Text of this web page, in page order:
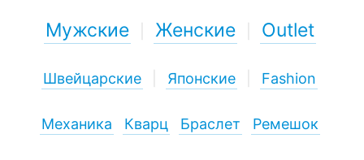
Мужские Женские Outlet
Швейцарские Японские Fashion
Механика Кварц Браслет Ремешок